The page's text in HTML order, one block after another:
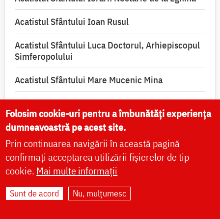
Acatistul Sfântului Ioan Rusul
Acatistul Sfântului Luca Doctorul, Arhiepiscopul
Simferopolului
Acatistul Sfântului Mare Mucenic Mina
Acatistul Sfântului Sfințit Mucenic Ciprian,
izbăvitorul de vrăji, blesteme și de toată lucrarea
diavolească
Folosim cookie-uri pentru a îmbunătăți experiența
dumneavoastră pe acest site.
Prin continuarea navigării în această pagină
confirmați acceptarea utilizării fișierelor de tip
cookie. Mai multe informații
Sunt de acord Nu, mulțumesc